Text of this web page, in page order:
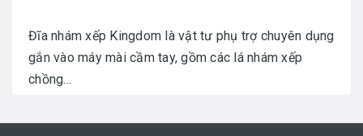
Đĩa nhám xếp Kingdom là vật tư phụ trợ chuyên dụng
gắn vào máy mài cầm tay, gồm các lá nhám xếp
chồng...